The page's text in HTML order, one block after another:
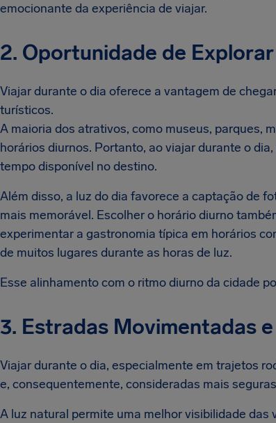
emocionante da experiência de viajar.
2. Oportunidade de
Viajar durante o dia oferece a vantagem de
turísticos.
A maioria dos atrativos, como museus, parques,
horários diurnos. Portanto, ao viajar durante o
tempo disponível no destino.
Além disso, a luz do dia favorece a captação de
mais memorável. Escolher o horário diurno
experimentar a gastronomia típica em horários
de muitos lugares durante as horas de luz.
Esse alinhamento com o ritmo diurno da cidade
3. Estradas Movimentadas
Viajar durante o dia, especialmente em trajetos
e, consequentemente, consideradas mais
A luz natural permite uma melhor visibilidade